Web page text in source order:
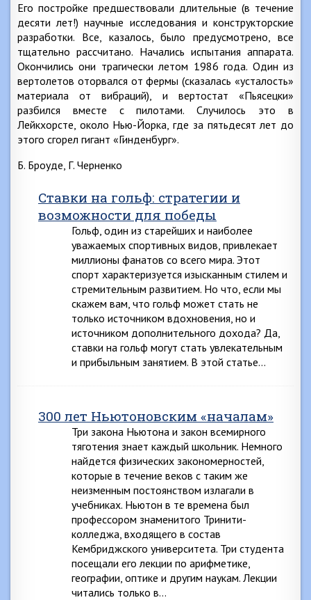
Его постройке предшествовали длительные (в течение
десяти лет!) научные исследования и конструкторские
разработки. Все, казалось, было предусмотрено, все
тщательно рассчитано. Начались испытания аппарата.
Окончились они трагически летом 1986 года. Один из
вертолетов оторвался от фермы (сказалась «усталость»
материала от вибраций), и вертостат «Пьясецки»
разбился вместе с пилотами. Случилось это в
Лейкхорсте, около Нью-Йорка, где за пятьдесят лет до
этого сгорел гигант «Гинденбург».
Б. Броуде, Г. Черненко
Ставки на гольф: стратегии и
возможности для победы
Гольф, один из старейших и наиболее
уважаемых спортивных видов, привлекает
миллионы фанатов со всего мира. Этот
спорт характеризуется изысканным стилем и
стремительным развитием. Но что, если мы
скажем вам, что гольф может стать не
только источником вдохновения, но и
источником дополнительного дохода? Да,
ставки на гольф могут стать увлекательным
и прибыльным занятием. В этой статье…
300 лет Ньютоновским «началам»
Три закона Ньютона и закон всемирного
тяготения знает каждый школьник. Немного
найдется физических закономерностей,
которые в течение веков с таким же
неизменным постоянством излагали в
учебниках. Ньютон в те времена был
профессором знаменитого Тринити-
колледжа, входящего в состав
Кембриджского университета. Три студента
посещали его лекции по арифметике,
географии, оптике и другим наукам. Лекции
читались только в…